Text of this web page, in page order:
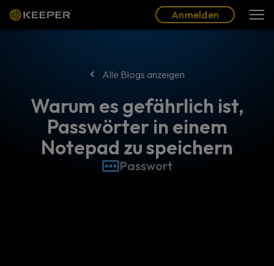
Anmelden
Alle Blogs anzeigen
Warum es gefährlich ist,
Passwörter in einem
Notepad zu speichern
Passwort